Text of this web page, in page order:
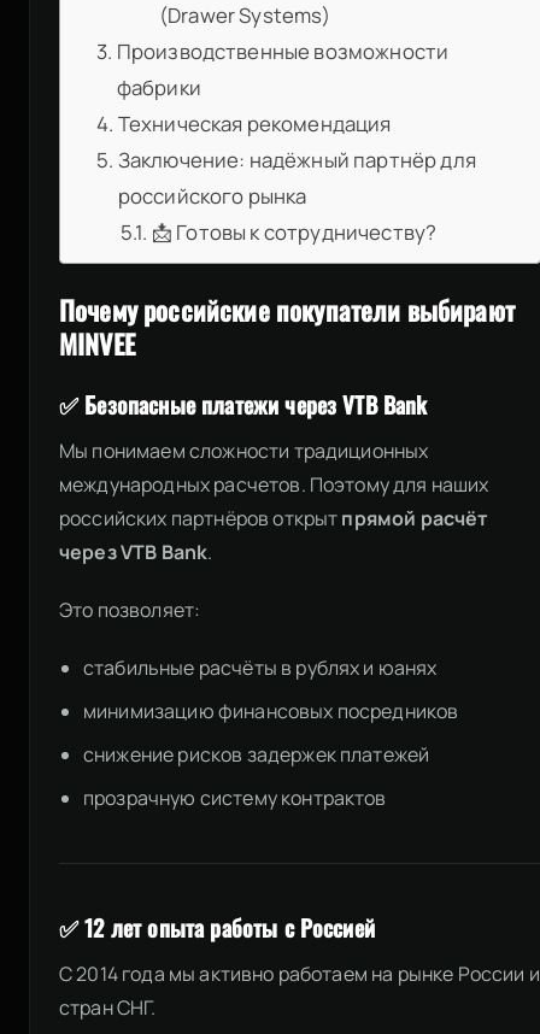
(Drawer Systems)
Производственные возможности
фабрики
Техническая рекомендация
Заключение: надёжный партнёр для
российского рынка
📩 Готовы к сотрудничеству?
Почему российские покупатели выбирают
MINVEE
✅ Безопасные платежи через VTB Bank
Мы понимаем сложности традиционных
международных расчетов. Поэтому для наших
российских партнёров открытпрямой расчёт
через VTB Bank.
Это позволяет:
стабильные расчёты в рублях и юанях
минимизацию финансовых посредников
снижение рисков задержек платежей
прозрачную систему контрактов
✅ 12 лет опыта работы с Россией
С 2014 года мы активно работаем на рынке России и
стран СНГ.